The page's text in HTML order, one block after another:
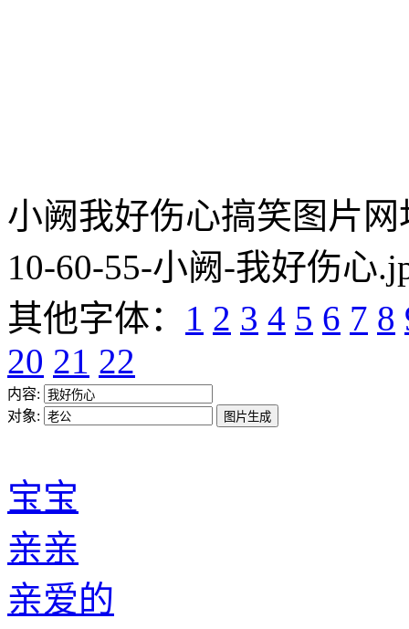
小阙我好伤心搞笑图片网
10-60-55-小阙-我好伤心
其他字体： 1 2 3 4 5 6 7 8
20 21 22
内容:
对象:
宝宝
亲亲
亲爱的